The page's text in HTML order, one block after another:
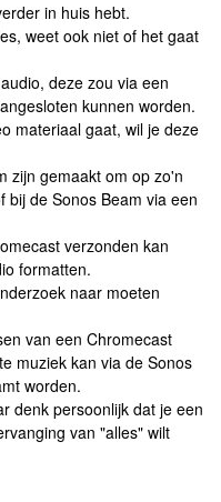
in huis hebt.
weet ook niet of het gaat
deze zou via een
kunnen worden.
materiaal gaat, wil je deze
zijn gemaakt om op zo'n
bij de Sonos Beam via een
verzonden kan
formatten.
naar moeten
van een Chromecast
muziek kan via de Sonos
worden.
denk persoonlijk dat je een
van "alles" wilt